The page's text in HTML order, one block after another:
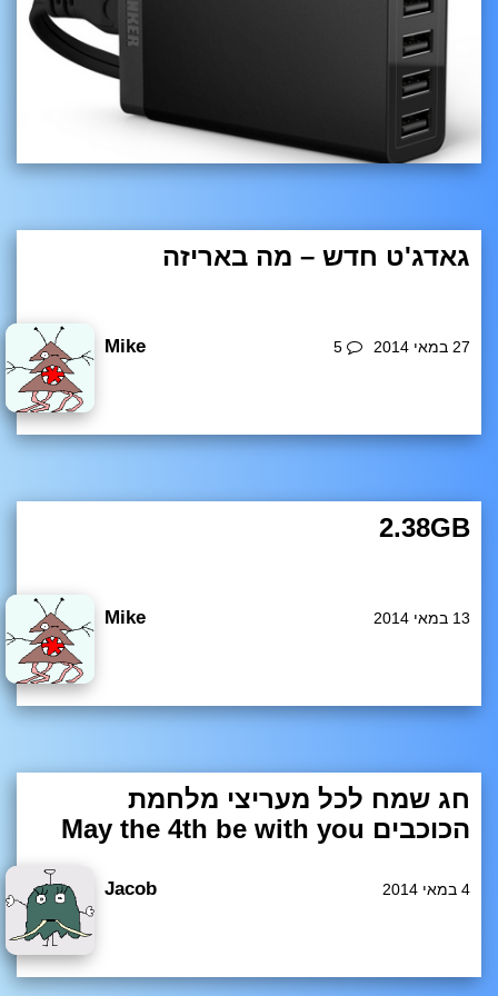
גאדג'ט חדש – מה באריזה
מה יש לנו כאן? בין הפותרים נכונה יוגרל לייק. כשיגיע פתרון נ
תחיל דיון רציני בנושא (: Posted from my mobile
27 במאי 2014 Mike
2.38GB
אחרי שכל המוזיקה והתמונות שלי בענן, מצאתי סוף סוף שימו
ש ל-16GB בטלפון שלי. [IMG]https://lh3.ggpht.com/7TIN98
hL2n_Smkog8C8KuKb3w01_mnuyjkmajmZfR4PyGOoJ
OZYv3D18VSA_kvzOnns=w300-rw[/IMG] עבר לא מעט ז
מן מאז שהתקנתי משחק 3D רציני על מכשיר שלי ובפעם הא
חרונה שאני זוכר, 700MB היה השיא. המשחק הזה? לא פחות
מ-2.38GB! אבל מה לא עושים בשביל אגדת ילדות…
13 במאי 2014 Mike
חג שמח לכל מעריצי מלחמת
הכוכבים May the 4th be with you
היום ה-4 לחודש מאי, יום חג לכל מעריצי מלחמת הכוכבים. ל
א מדובר ביום חג רשמי(אין חופש ) אלא יום שהומצאה על ידי
מעריצי הסדרת הקאלט עקב משחק המילים שמתקבל מהתא
ריך. הנה דוגמא לחגיגות בחו"ל [youtube]Rd9LVnDC8Tk[/y
outube] מי שלא מבין על מה המאומה יכול לראות תקציר מהי
ר באדיבות חברת Lego [youtube]OyYTATfgPZk[/youtube]
ארצינו הקטנה אומנם נטולה חגיגות סטייל […]
4 במאי 2014 Jacob